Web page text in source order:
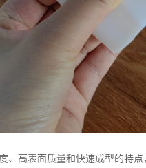
、高表面质量和快速成型的特